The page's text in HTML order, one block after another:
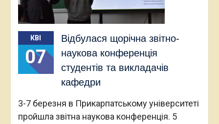
КВІ
07
Відбулася щорічна звітно-
наукова конференція
студентів та викладачів
кафедри
3-7 березня в Прикарпатському університеті
пройшла звітна наукова конференція. 5